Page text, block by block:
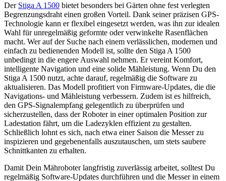
Der Stiga A 1500 bietet besonders bei Gärten ohne fest verlegten
Begrenzungsdraht einen großen Vorteil. Dank seiner präzisen GPS-
Technologie kann er flexibel eingesetzt werden, was ihn zur idealen
Wahl für unregelmäßig geformte oder verwinkelte Rasenflächen
macht. Wer auf der Suche nach einem verlässlichen, modernen und
einfach zu bedienenden Modell ist, sollte den Stiga A 1500
unbedingt in die engere Auswahl nehmen. Er vereint Komfort,
intelligente Navigation und eine solide Mähleistung. Wenn Du den
Stiga A 1500 nutzt, achte darauf, regelmäßig die Software zu
aktualisieren. Das Modell profitiert von Firmware-Updates, die die
Navigations- und Mähleistung verbessern. Zudem ist es hilfreich,
den GPS-Signalempfang gelegentlich zu überprüfen und
sicherzustellen, dass der Roboter in einer optimalen Position zur
Ladestation fährt, um die Ladezyklen effizient zu gestalten.
Schließlich lohnt es sich, nach etwa einer Saison die Messer zu
inspizieren und gegebenenfalls auszutauschen, um stets saubere
Schnittkanten zu erhalten.
Damit Dein Mähroboter langfristig zuverlässig arbeitet, solltest Du
regelmäßig Software-Updates durchführen und die Messer in einem